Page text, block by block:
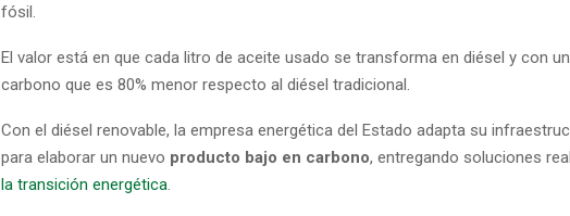
fósil.
El valor está en que cada litro de aceite usado se transforma en diésel y con
carbono que es 80% menor respecto al diésel tradicional.
Con el diésel renovable, la empresa energética del Estado adapta su
para elaborar un nuevo producto bajo en carbono, entregando soluciones
la transición energética